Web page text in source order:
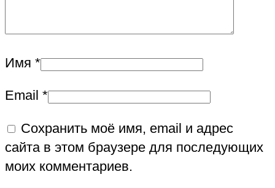
Имя *
Email *
Сохранить моё имя, email и адрес
сайта в этом браузере для последующих
моих комментариев.